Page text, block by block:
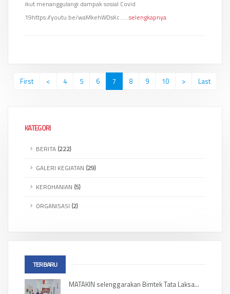
ikut menanggulangi dampak sosial Covid
19https://youtu.be/waMkehWDsKc......selengkapnya
First < 4 5 6 7(current)
8 9 10 > Last
KATEGORI
BERITA (222)
GALERI KEGIATAN (29)
KEROHANIAN (5)
ORGANISASI (2)
TERBARU
MATAKIN selenggarakan Bimtek Tata Laksa...